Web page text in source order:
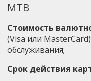
MTB
Стоимость
(Visa или
обслуживания;
Срок действия